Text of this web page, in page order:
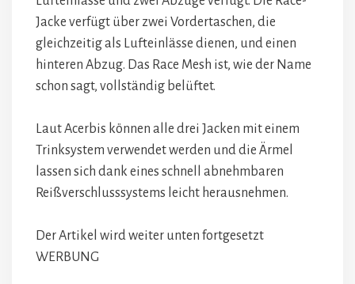
Jacke verfügt über zwei Vordertaschen, die
gleichzeitig als Lufteinlässe dienen, und einen
hinteren Abzug. Das Race Mesh ist, wie der Name
schon sagt, vollständig belüftet.
Laut Acerbis können alle drei Jacken mit einem
Trinksystem verwendet werden und die Ärmel
lassen sich dank eines schnell abnehmbaren
Reißverschlusssystems leicht herausnehmen.
Der Artikel wird weiter unten fortgesetzt
WERBUNG